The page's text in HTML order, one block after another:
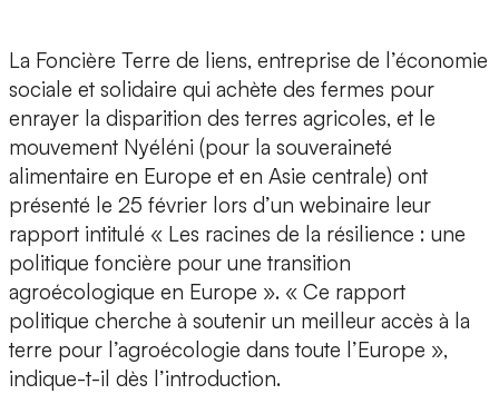
La Foncière Terre de liens, entreprise de l’économie
sociale et solidaire qui achète des fermes pour
enrayer la disparition des terres agricoles, et le
mouvement Nyéléni (pour la souveraineté
alimentaire en Europe et en Asie centrale) ont
présenté le 25 février lors d’un webinaire leur
rapport intitulé « Les racines de la résilience : une
politique foncière pour une transition
agroécologique en Europe ». « Ce rapport
politique cherche à soutenir un meilleur accès à la
terre pour l’agroécologie dans toute l’Europe »,
indique-t-il dès l’introduction.